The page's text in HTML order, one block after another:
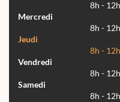
8h -
Mercredi
8h -
Jeudi
8h -
Vendredi
8h -
Samedi
8h -